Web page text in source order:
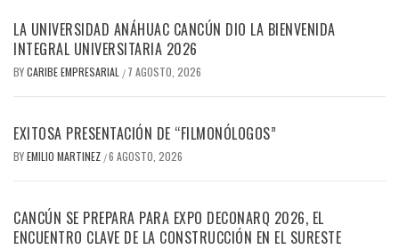
LA UNIVERSIDAD ANÁHUAC CANCÚN DIO LA BIENVENIDA
INTEGRAL UNIVERSITARIA 2026
BYCARIBE EMPRESARIAL / 7 AGOSTO, 2026
EXITOSA PRESENTACIÓN DE “FILMONÓLOGOS”
BYEMILIO MARTINEZ /6 AGOSTO, 2026
CANCÚN SE PREPARA PARA EXPO DECONARQ 2026, EL
ENCUENTRO CLAVE DE LA CONSTRUCCIÓN EN EL SURESTE